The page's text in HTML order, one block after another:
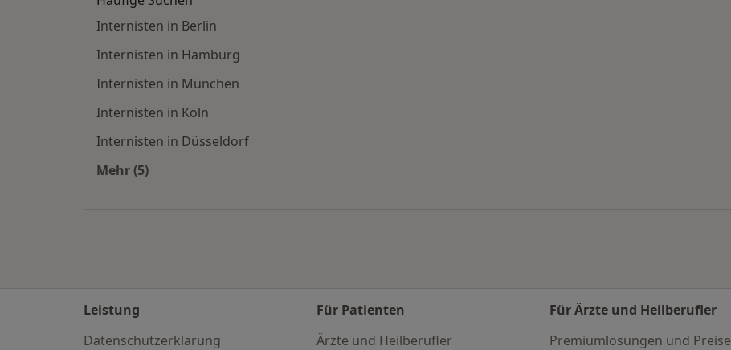
Internisten in Berlin
Internisten in Hamburg
Internisten in München
Internisten in Köln
Internisten in Düsseldorf
Mehr (5)
Leistung
Datenschutzerklärung
Für Patienten
Ärzte und Heilberufler
Für Ärzte und Heilberufler
Premiumlösungen und Preise